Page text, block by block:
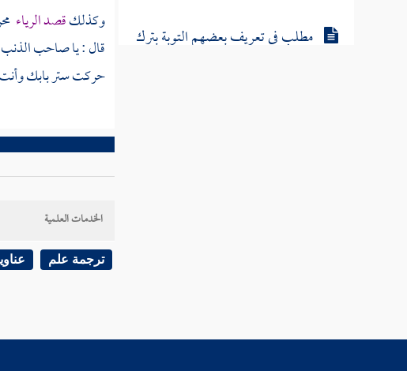
مطلب في تعريف بعضهم التوبة بترك
وكذلكقصد الرياء
قال : يا صاحب الذنب
حركت ستر بابك وأنت
الخدمات العلمية
ترجمة علم